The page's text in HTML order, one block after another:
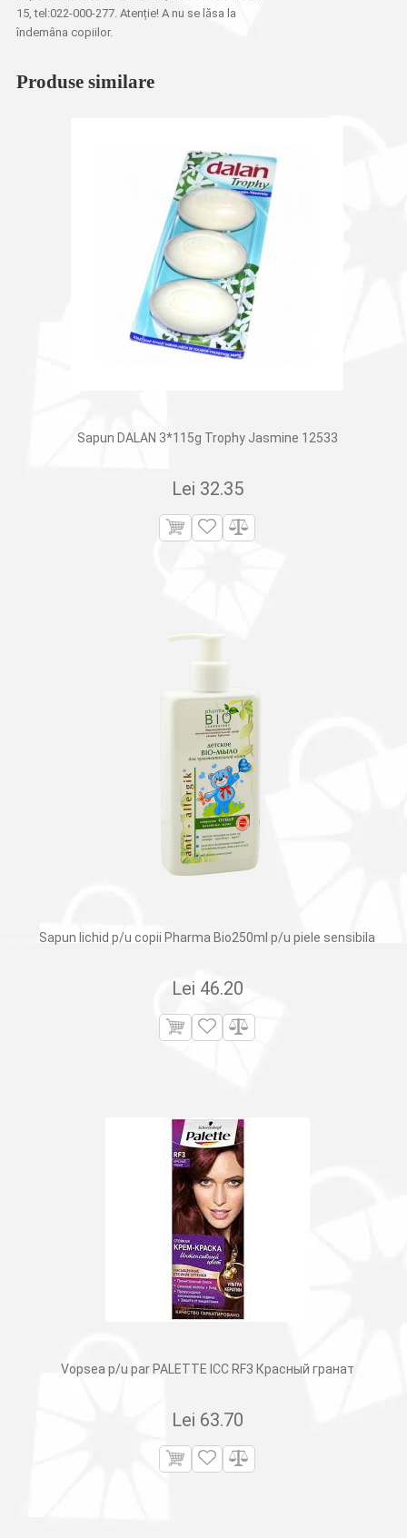
15, tel:022-000-277. Atenție! A nu se lăsa la
îndemâna copiilor.
Produse similare
Sapun DALAN 3*115g Trophy Jasmine 12533
Lei 32.35
Sapun lichid p/u copii Pharma Bio250ml p/u piele sensibila
Lei 46.20
Vopsea p/u par PALETTE ICC RF3 Красный гранат
Lei 63.70